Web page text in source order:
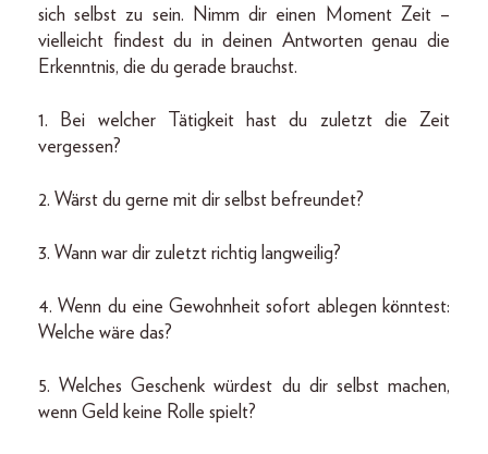
sich selbst zu sein. Nimm dir einen Moment Zeit –
vielleicht findest du in deinen Antworten genau die
Erkenntnis, die du gerade brauchst.
1. Bei welcher Tätigkeit hast du zuletzt die Zeit
vergessen?
2. Wärst du gerne mit dir selbst befreundet?
3. Wann war dir zuletzt richtig langweilig?
4. Wenn du eine Gewohnheit sofort ablegen könntest:
Welche wäre das?
5. Welches Geschenk würdest du dir selbst machen,
wenn Geld keine Rolle spielt?